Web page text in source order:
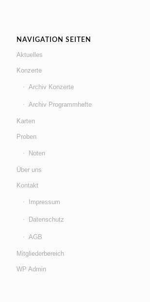
NAVIGATION SEITEN
Aktuelles
Konzerte
Archiv Konzerte
Archiv Programmhefte
Karten
Proben
Noten
Über uns
Kontakt
Impressum
Datenschutz
AGB
Mitgliederbereich
WP Admin